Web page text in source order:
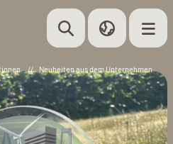
//
Neuheiten aus dem Unternehmen